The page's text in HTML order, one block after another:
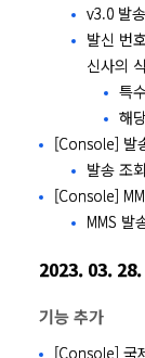
v3.0 발
발신 번
신사의
특
해
[Console] 발
발송 조
[Console]
MMS 발
2023. 03. 28.
기능 추가
[Console] 국